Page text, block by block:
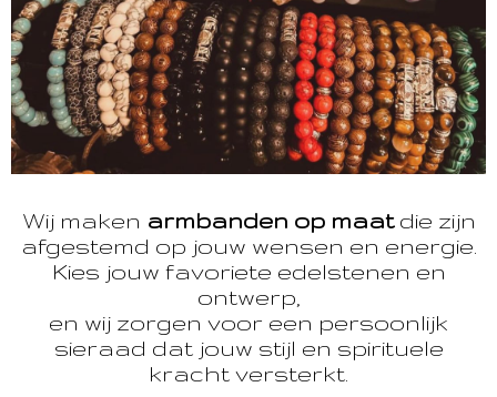
Wij maken armbanden op maatdie zijn
afgestemd op jouw wensen en energie.
Kies jouw favoriete edelstenen en
ontwerp,
en wij zorgen voor een persoonlijk
sieraad dat jouw stijl en spirituele
kracht versterkt.